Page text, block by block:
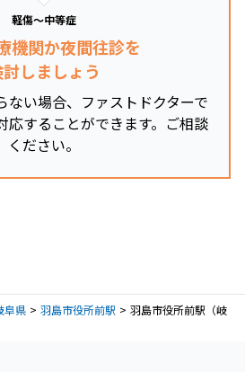
軽傷～中等症
機関か夜間往診を
しましょう
ない場合、ファストドクターで
応することができます。ご相談
ください。
阜県 羽島市役所前駅
羽島市役所前駅（岐